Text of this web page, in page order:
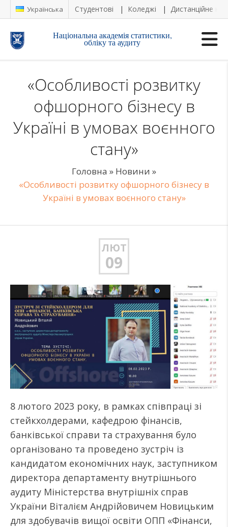
Українська Студентові Коледжі Дистанційне
Національна академія статистики,
обліку та аудиту
«Особливості розвитку
офшорного бізнесу в
Україні в умовах воєнного
стану»
Головна » Новини »
«Особливості розвитку офшорного бізнесу в
Україні в умовах воєнного стану»
ЛЮТ
09
8 лютого 2023 року, в рамках співпраці зі
стейкхолдерами, кафедрою фінансів,
банківської справи та страхування було
організовано та проведено зустріч із
кандидатом економічних наук, заступником
директора департаменту внутрішнього
аудиту Міністерства внутрішніх справ
України Віталієм Андрійовичем Новицьким
для здобувачів вищої освіти ОПП «Фінанси,